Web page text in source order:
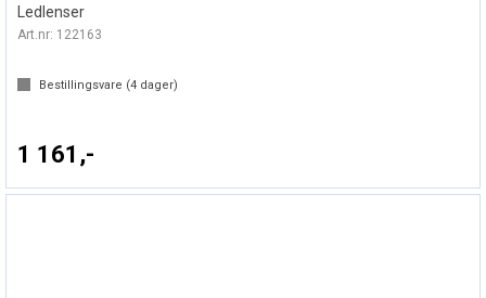
Ledlenser
Art.nr: 122163
Bestillingsvare (4 dager)
1 161,-